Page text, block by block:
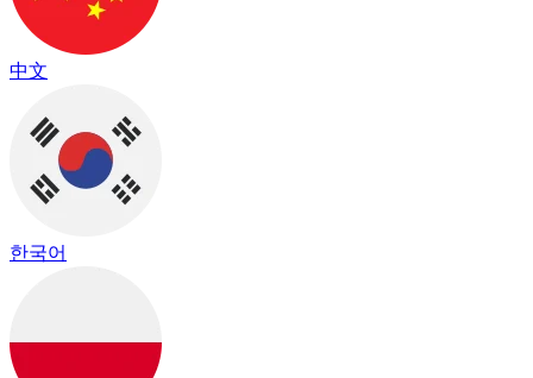
中文
한국어